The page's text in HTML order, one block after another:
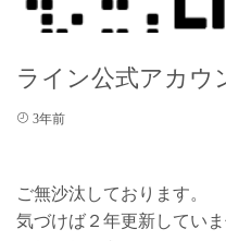
ライン公式アカウ
3年前
ご無沙汰しております。
気づけば２年更新してい